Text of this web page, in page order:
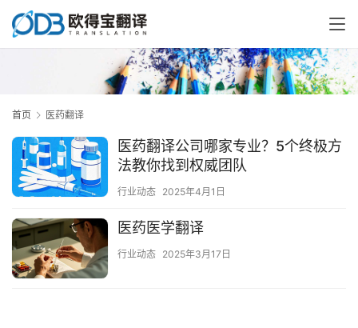
首页 医药翻译
医药翻译公司哪家专业？5个终极方
法教你找到权威团队
行业动态 2025年4月1日
医药医学翻译
行业动态 2025年3月17日